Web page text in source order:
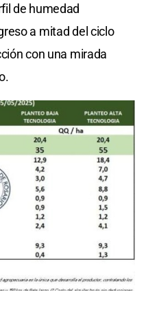
de humedad
a mitad del ciclo
con una mirada